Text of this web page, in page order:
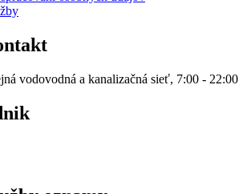
vodovodná a kanalizačná sieť, 7:00 - 22:00